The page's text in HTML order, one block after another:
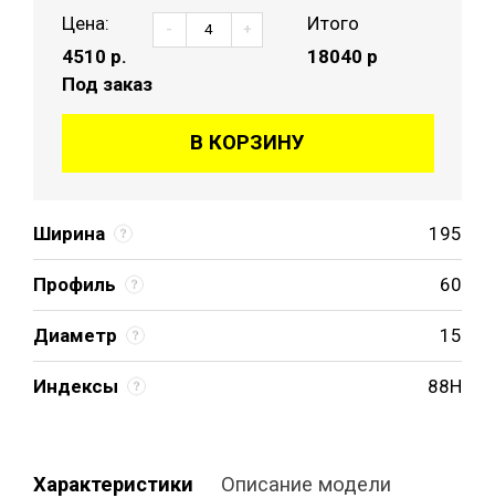
Ширина 195
Профиль 60
Диаметр 15
Индексы 88H
Цена:
4510 р.
Под заказ
- +
Итого
18040 р
В КОРЗИНУ
Характеристики Описание модели